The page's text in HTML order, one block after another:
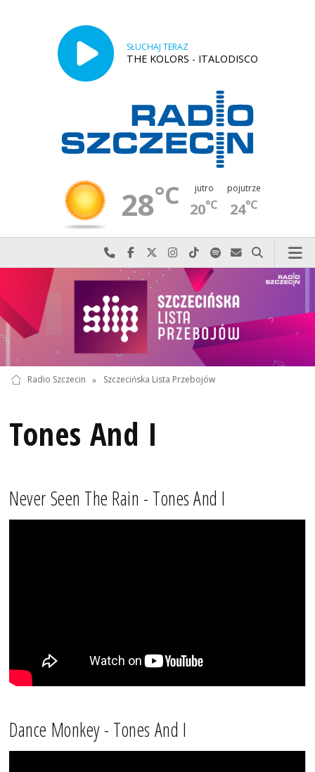
SŁUCHAJ TERAZ
THE KOLORS - ITALODISCO
28°C jutro
20°C
pojutrze
24°C
Najlepiej po prostu do nas zadzwoń
Odwiedź nas na Facebook-u
Odwiedź nas na X
Odwiedź nas na Instagram-ie
Odwiedź nas na TikTok-u
Szukaj nas na Spotify
Wyślij do nas
Szukaj
Radio Szczecin » Szczecińska Lista Przebojów
Tones And I
Never Seen The Rain - Tones And I
Dance Monkey - Tones And I